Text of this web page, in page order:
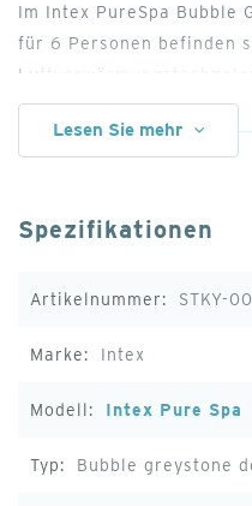
Im Intex PureSpa Bubble
für 6 Personen befinden
Heizungssystem lässt
die gewünschte
der gewünschten
Lesen Sie mehr
Spezifikationen
STKY-
Intex
Intex Pure Spa
Bubble greystone